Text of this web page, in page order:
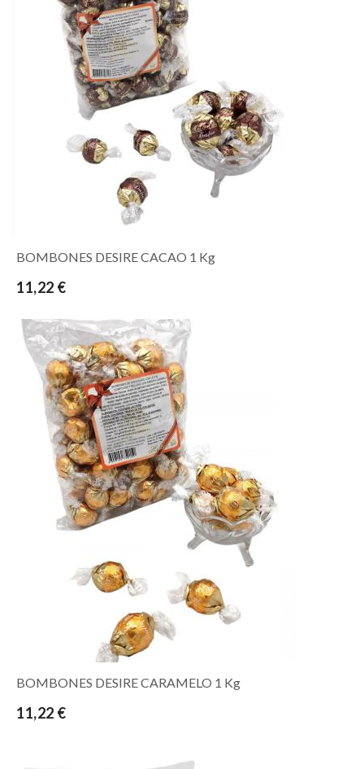
BOMBONES DESIRE CACAO 1 Kg
11,22 €
BOMBONES DESIRE CARAMELO 1 Kg
11,22 €